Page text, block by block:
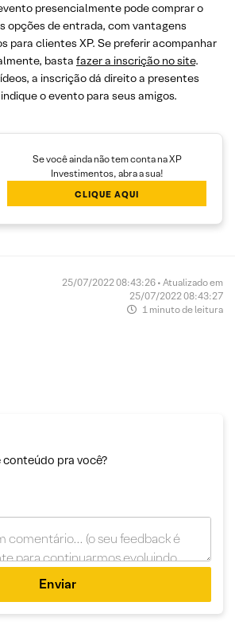
presencialmente pode comprar o
opções de entrada, com vantagens
para clientes XP. Se preferir acompanhar
basta fazer a inscrição no site.
a inscrição dá direito a presentes
o evento para seus amigos.
Se você ainda não tem conta na XP
Investimentos, abra a sua!
CLIQUE AQUI
25/07/2022 08:43:26 • Atualizado em
25/07/2022 08:43:27
1 minuto de leitura
pra você?
Enviar